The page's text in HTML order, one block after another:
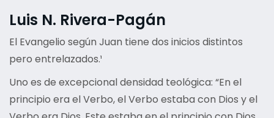
Luis N. Rivera-Pagán
El Evangelio según Juan tiene dos inicios distintos
pero entrelazados.¹
Uno es de excepcional densidad teológica: “En el
principio era el Verbo, el Verbo estaba con Dios y el